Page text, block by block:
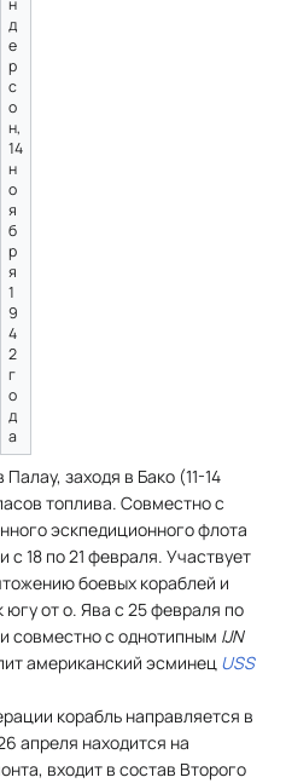
н
д
е
р
с
о
н,
14
н
о
я
б
р
я
1
9
4
2
г
о
д
а
заходя в Бако (11-14
топлива. Совместно с
эскпедиционного флота
18 по 21 февраля. Участвует
боевых кораблей и
от о. Ява с 25 февраля по
совместно с однотипным IJN
американский эсминец USS
корабль направляется в
апреля находится на
входит в состав Второго